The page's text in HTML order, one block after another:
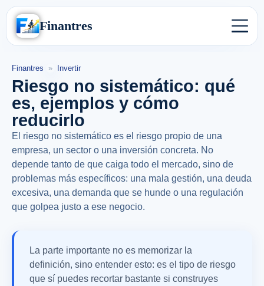
Finantres
Finantres » Invertir
Riesgo no sistemático: qué
es, ejemplos y cómo
reducirlo
El riesgo no sistemático es el riesgo propio de una
empresa, un sector o una inversión concreta. No
depende tanto de que caiga todo el mercado, sino de
problemas más específicos: una mala gestión, una deuda
excesiva, una demanda que se hunde o una regulación
que golpea justo a ese negocio.
La parte importante no es memorizar la
definición, sino entender esto: es el tipo de riesgo
que sí puedes recortar bastante si construyes